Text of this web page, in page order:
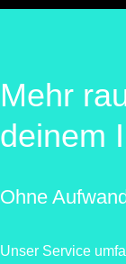
Mehr
deinem
Ohne
Unser Service